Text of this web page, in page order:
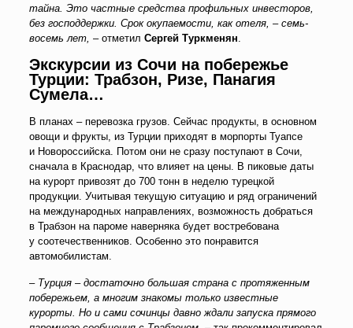
тайна. Это частные средства профильных инвесторов,
без господдержки. Срок окупаемости, как отеля, – семь-
восемь лет, – отметил Сергей Туркменян
Экскурсии из Сочи на побережье
Турции: Трабзон, Ризе, Панагия
Сумела…
В планах – перевозка грузов. Сейчас продукты, в основном
овощи и фрукты, из Турции приходят в морпорты Туапсе
и Новороссийска. Потом они не сразу поступают в Сочи,
сначала в Краснодар, что влияет на цены. В пиковые даты
на курорт привозят до 700 тонн в неделю турецкой
продукции. Учитывая текущую ситуацию и ряд ограничений
на международных направлениях, возможность добраться
в Трабзон на пароме наверняка будет востребована
у соотечественников. Особенно это понравится
автомобилистам.
– Турция – достаточно большая страна с протяженным
побережьем, а многим знакомы только известные
курорты. Но и сами сочинцы давно ждали запуска прямого